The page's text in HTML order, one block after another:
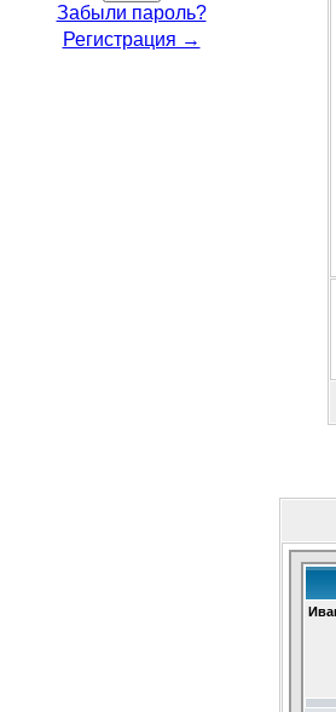
Забыли пароль?
Регистрация →